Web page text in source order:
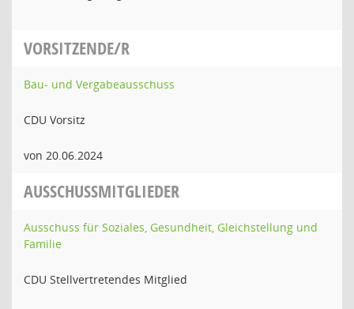
VORSITZENDE/R
Bau- und Vergabeausschuss
CDU Vorsitz
von 20.06.2024
AUSSCHUSSMITGLIEDER
Ausschuss für Soziales, Gesundheit, Gleichstellung und
Familie
CDU Stellvertretendes Mitglied